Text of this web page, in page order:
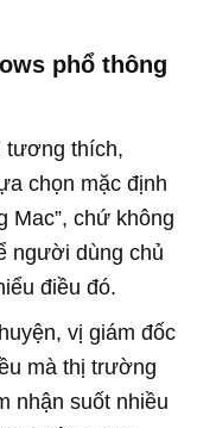
phổ thông
tương thích,
chọn mặc định
Mac”, chứ không
người dùng chủ
điều đó.
vị giám đốc
mà thị trường
nhận suốt nhiều